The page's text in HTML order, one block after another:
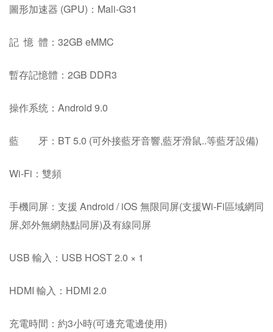
圖形加速器 (GPU)：Mali-G31
記 憶 體：32GB eMMC
暫存記憶體：2GB DDR3
操作系统：Android 9.0
藍 牙：BT 5.0 (可外接藍牙音響,藍牙滑鼠..等藍牙設備)
Wi-Fi：雙頻
手機同屏：支援 Android / iOS 無限同屏(支援Wi-Fi區域網同
屏,郊外無網熱點同屏)及有線同屏
USB 輸入：USB HOST 2.0 × 1
HDMI 輸入：HDMI 2.0
充電時間：約3小時(可邊充電邊使用)